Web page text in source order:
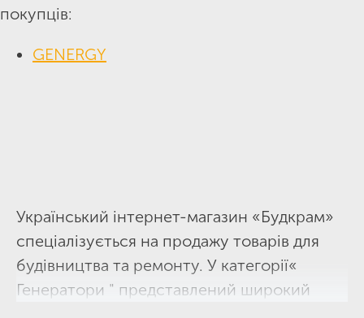
Український інтернет-магазин «Будкрам»
спеціалізується на продажу товарів для
будівництва та ремонту. У категорії«
Генератори " представлений широкий
покупців:
GENERGY